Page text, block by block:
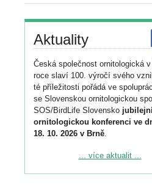
Aktuality
Česká společnost ornitologická
roce slaví 100. výročí svého
té příležitosti pořádá ve
se Slovenskou ornitologickou
SOS/BirdLife Slovensko
ornitologickou konferenci ve
18. 10. 2026 v Brně.
Podrobnější informace ke
... více aktualit ...